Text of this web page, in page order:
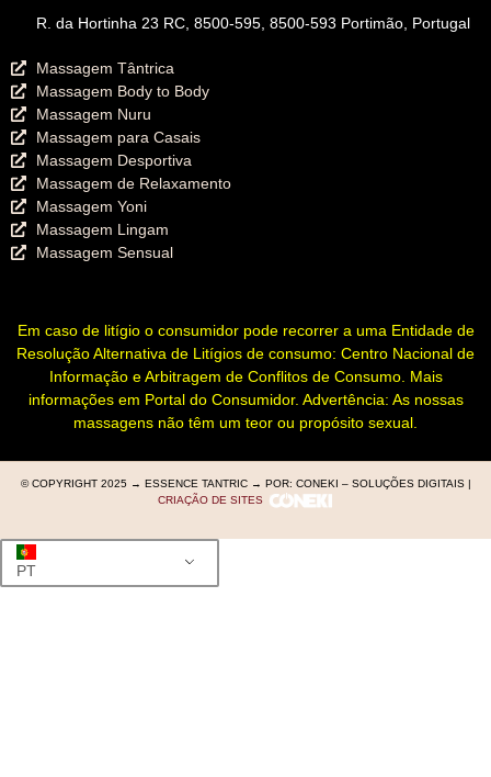
R. da Hortinha 23 RC, 8500-595, 8500-593 Portimão, Portugal
Massagem Tântrica
Massagem Body to Body
Massagem Nuru
Massagem para Casais
Massagem Desportiva
Massagem de Relaxamento
Massagem Yoni
Massagem Lingam
Massagem Sensual
Em caso de litígio o consumidor pode recorrer a uma Entidade de
Resolução Alternativa de Litígios de consumo: Centro Nacional de
Informação e Arbitragem de Conflitos de Consumo. Mais
informações em Portal do Consumidor. Advertência: As nossas
massagens não têm um teor ou propósito sexual.
© COPYRIGHT 2025 → ESSENCE TANTRIC → POR: CONEKI – SOLUÇÕES DIGITAIS |
CRIAÇÃO DE SITES
PT